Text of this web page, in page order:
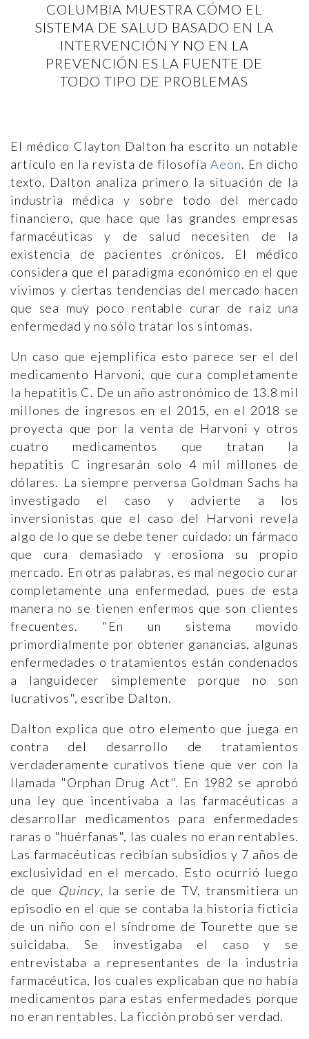
COLUMBIA MUESTRA CÓMO EL
SISTEMA DE SALUD BASADO EN LA
INTERVENCIÓN Y NO EN LA
PREVENCIÓN ES LA FUENTE DE
TODO TIPO DE PROBLEMAS
El médico Clayton Dalton ha escrito un notable
artículo en la revista de filosofía Aeon. En dicho
texto, Dalton analiza primero la situación de la
industria médica y sobre todo del mercado
financiero, que hace que las grandes empresas
farmacéuticas y de salud necesiten de la
existencia de pacientes crónicos. El médico
considera que el paradigma económico en el que
vivimos y ciertas tendencias del mercado hacen
que sea muy poco rentable curar de raíz una
enfermedad y no sólo tratar los síntomas.
Un caso que ejemplifica esto parece ser el del
medicamento Harvoni, que cura completamente
la hepatitis C. De un año astronómico de 13.8 mil
millones de ingresos en el 2015, en el 2018 se
proyecta que por la venta de Harvoni y otros
cuatro medicamentos que tratan la
hepatitis C ingresarán solo 4 mil millones de
dólares. La siempre perversa Goldman Sachs ha
investigado el caso y advierte a los
inversionistas que el caso del Harvoni revela
algo de lo que se debe tener cuidado: un fármaco
que cura demasiado y erosiona su propio
mercado. En otras palabras, es mal negocio curar
completamente una enfermedad, pues de esta
manera no se tienen enfermos que son clientes
frecuentes. "En un sistema movido
primordialmente por obtener ganancias, algunas
enfermedades o tratamientos están condenados
a languidecer simplemente porque no son
lucrativos", escribe Dalton.
Dalton explica que otro elemento que juega en
contra del desarrollo de tratamientos
verdaderamente curativos tiene que ver con la
llamada "Orphan Drug Act". En 1982 se aprobó
una ley que incentivaba a las farmacéuticas a
desarrollar medicamentos para enfermedades
raras o "huérfanas", las cuales no eran rentables.
Las farmacéuticas recibían subsidios y 7 años de
exclusividad en el mercado. Esto ocurrió luego
de que Quincy, la serie de TV, transmitiera un
episodio en el que se contaba la historia ficticia
de un niño con el síndrome de Tourette que se
suicidaba. Se investigaba el caso y se
entrevistaba a representantes de la industria
farmacéutica, los cuales explicaban que no había
medicamentos para estas enfermedades porque
no eran rentables. La ficción probó ser verdad.